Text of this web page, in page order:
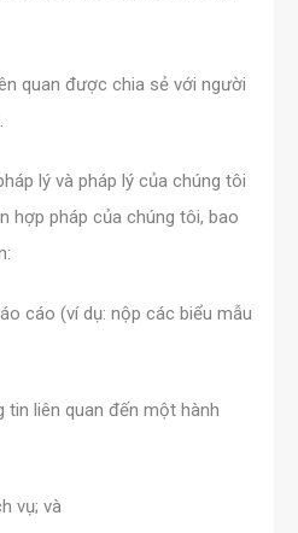
quan được chia sẻ với người
lý và pháp lý của chúng tôi
hợp pháp của chúng tôi, bao
cáo (ví dụ: nộp các biểu mẫu
tin liên quan đến một hành
vụ; và